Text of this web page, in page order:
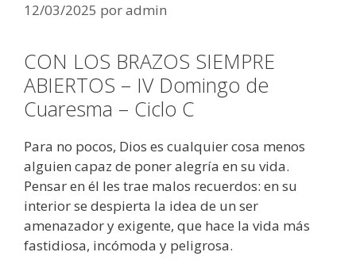
12/03/2025 poradmin
CON LOS BRAZOS SIEMPRE
ABIERTOS – IV Domingo de
Cuaresma – Ciclo C
Para no pocos, Dios es cualquier cosa menos
alguien capaz de poner alegría en su vida.
Pensar en él les trae malos recuerdos: en su
interior se despierta la idea de un ser
amenazador y exigente, que hace la vida más
fastidiosa, incómoda y peligrosa.